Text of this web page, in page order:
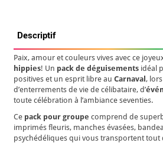
Descriptif
Paix, amour et couleurs vives avec ce
hippies! Un pack de déguisements idéal
positives et un esprit libre auCarnaval,
d’enterrements de vie de célibataire, d’
toute célébration à l’ambiance seventies.
Ce pack pour groupe comprend de
imprimés fleuris, manches évasées,
psychédéliques qui vous transportent tout